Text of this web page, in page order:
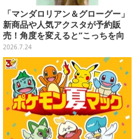
「マンダロリアン＆グローグー」
新商品や人気アクスタが予約販
売！角度を変えると“こっちを向
いてくれる”ステッカーも
2026.7.24